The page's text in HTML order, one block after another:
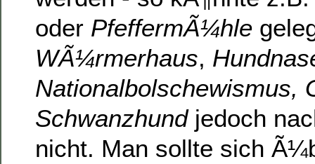
oder PfeffermÃ¼hle
WÃ¼rmerhaus,
Nationalbolschewismus,
Schwanzhundjedoch
nicht. Man sollte sich